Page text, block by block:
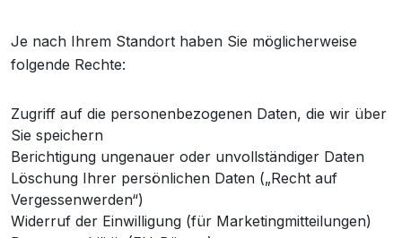
Je nach Ihrem Standort haben Sie möglicherweise
folgende Rechte:
Zugriff auf die personenbezogenen Daten, die wir über
Sie speichern
Berichtigung ungenauer oder unvollständiger Daten
Löschung Ihrer persönlichen Daten („Recht auf
Vergessenwerden“)
Widerruf der Einwilligung (für Marketingmitteilungen)